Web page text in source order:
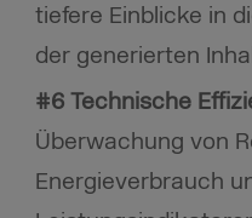
tiefere Einblicke in
der generierten
#6 Technische
Überwachung von
Energieverbrauch